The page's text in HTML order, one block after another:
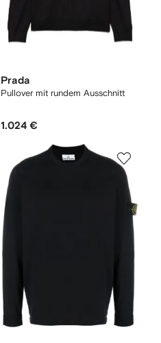
Prada
Pullover mit rundem Ausschnitt
1.024 €